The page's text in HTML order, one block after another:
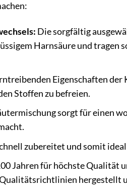
Die sorgfältig
Harnsäure und tragen
Eigenschaften
Stoffen zu befreien.
sorgt für einen
zubereitet und somit
Jahren für höchste Qualität
hergestellt